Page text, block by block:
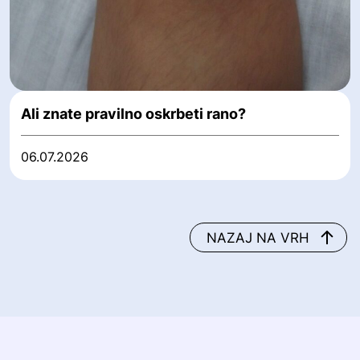
Ali znate pravilno oskrbeti rano?
06.07.2026
NAZAJ NA VRH